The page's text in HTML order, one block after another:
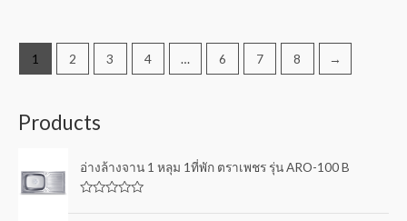
1 2 3 4 … 6 7 8 →
Products
อ่างล้างจาน 1 หลุม 1ที่พัก ตราเพชร รุ่น ARO-100 B